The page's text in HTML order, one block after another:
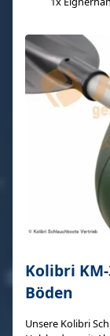
Kolibri
Böden
Unsere Kolibri